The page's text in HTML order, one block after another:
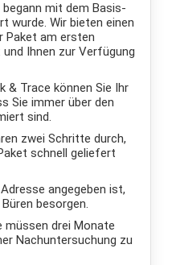
mit dem Basis-
wurde. Wir bieten einen
Paket am ersten
Ihnen zur Verfügung
& Trace können Sie Ihr
Sie immer über den
sind.
zwei Schritte durch,
schnell geliefert
angegeben ist,
besorgen.
müssen drei Monate
Nachuntersuchung zu